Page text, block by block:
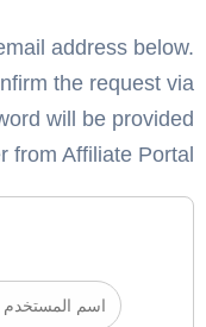
address below.
the request via
will be provided
Affiliate Portal.